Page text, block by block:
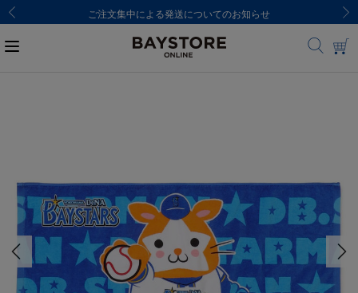
ご注文集中による発送についてのお知らせ